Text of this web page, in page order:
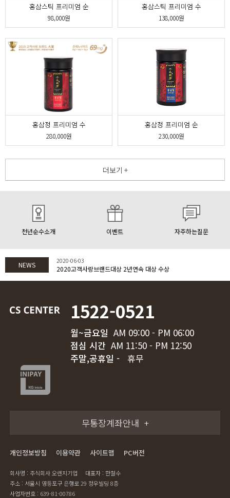
홍삼스틱 프리미엄 순
98,000원
홍삼스틱 프리미엄 수
138,000원
홍삼정 프리미엄 수
280,000원
홍삼정 프리미엄 순
230,000원
더보기 +
천년순수소개 이벤트 자주하는질문
NEWS 2020-06-03
2020고객사랑브랜드대상 2년연속 대상 수상
1522-0521
월~금요일 AM 09:00 - PM 06:00
점심 시간 AM 11:50 - PM 12:50
주말,공휴일 -
휴무
무통장계좌안내
개인정보방침 이용약관 사이트맵 PC버전
회사명 : 주식회사 오렌지기업
대표자 : 한철수
주소 : 서울시 영등포구 은행로 29 정우빌딩 8층
사업자번호 : 639-81-00786